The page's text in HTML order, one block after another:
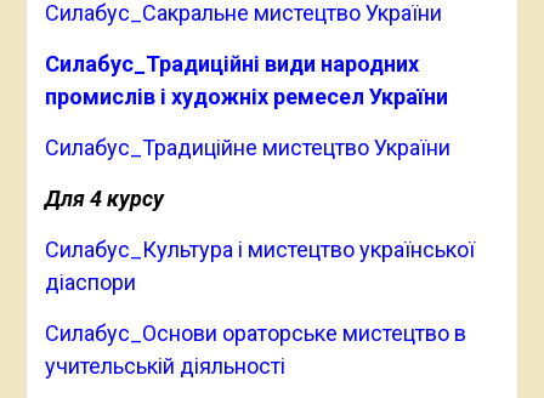
Силабус_Сакральне мистецтво України
Силабус_Традиційні види народних
промислів і художніх ремесел України
Силабус_Традиційне мистецтво України
Для 4 курсу
Силабус_Культура і мистецтво української
діаспори
Силабус_Основи ораторське мистецтво в
учительській діяльності